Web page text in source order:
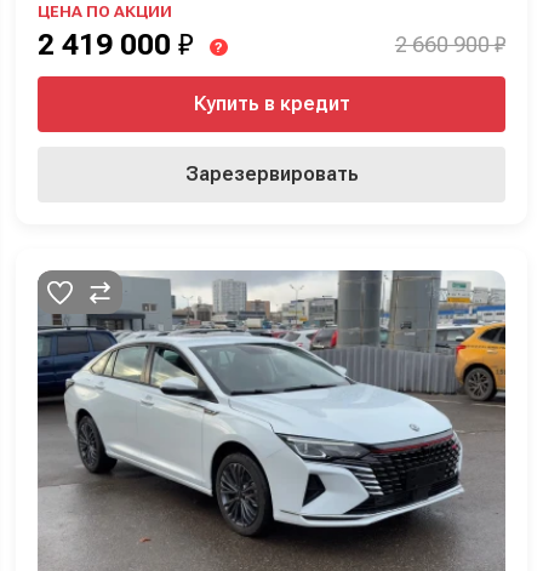
ЦЕНА ПО АКЦИИ
2 419 000 ₽ ? 2 660 900 ₽
Купить в кредит
Зарезервировать